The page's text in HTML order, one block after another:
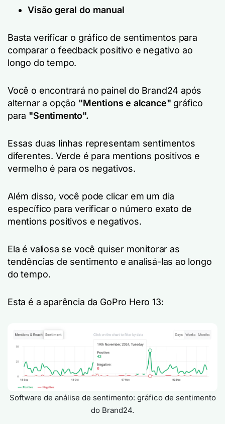
Visão geral do manual
Basta verificar o gráfico de sentimentos para
comparar o feedback positivo e negativo ao
longo do tempo.
Você o encontrará no painel do Brand24 após
alternar a opção "Mentions e alcance" gráfico
para "Sentimento".
Essas duas linhas representam sentimentos
diferentes. Verde é para mentions positivos e
vermelho é para os negativos.
Além disso, você pode clicar em um dia
específico para verificar o número exato de
mentions positivos e negativos.
Ela é valiosa se você quiser monitorar as
tendências de sentimento e analisá-las ao longo
do tempo.
Esta é a aparência da GoPro Hero 13:
Software de análise de sentimento: gráfico de sentimento
do Brand24.